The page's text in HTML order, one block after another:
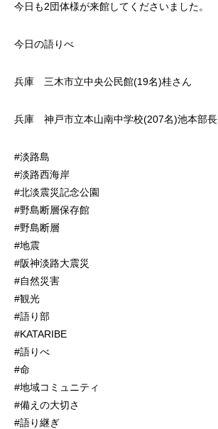
今日も2団体様が来館してくださいました。
今日の語りべ
兵庫 三木市立中央公民館(19名)桂さん
兵庫 神戸市立本山南中学校(207名)池本部長
#淡路島
#淡路西海岸
#北淡震災記念公園
#野島断層保存館
#野島断層
#地震
#阪神淡路大震災
#自然災害
#観光
#語り部
#KATARIBE
#語りべ
#命
#地域コミュニティ
#備えの大切さ
#語り継ぎ